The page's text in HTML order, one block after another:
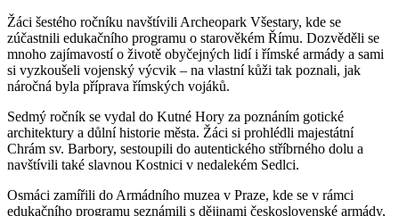
Žáci šestého ročníku navštívili Archeopark Všestary, kde se
zúčastnili edukačního programu o starověkém Římu. Dozvěděli se
mnoho zajímavostí o životě obyčejných lidí i římské armády a sami
si vyzkoušeli vojenský výcvik – na vlastní kůži tak poznali, jak
náročná byla příprava římských vojáků.
Sedmý ročník se vydal do Kutné Hory za poznáním gotické
architektury a důlní historie města. Žáci si prohlédli majestátní
Chrám sv. Barbory, sestoupili do autentického stříbrného dolu a
navštívili také slavnou Kostnici v nedalekém Sedlci.
Osmáci zamířili do Armádního muzea v Praze, kde se v rámci
edukačního programu seznámili s dějinami československé armády,